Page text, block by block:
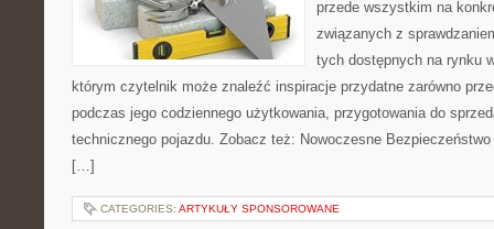
przede wszystkim na
związanych z
tych dostępnych na rynku
którym czytelnik może znaleźć inspiracje przydatne zarówno
podczas jego codziennego użytkowania, przygotowania do
technicznego pojazdu. Zobacz też: Nowoczesne
[…]
CATEGORIES: ARTYKUŁY SPONSOROWANE